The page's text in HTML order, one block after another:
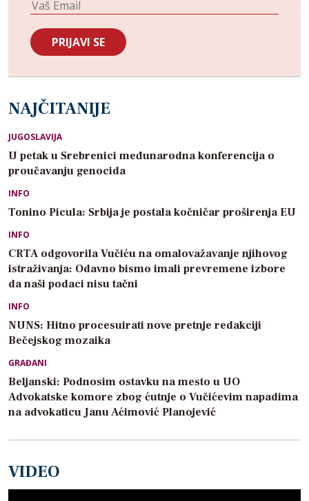
NAJČITANIJE
JUGOSLAVIJA
U petak u Srebrenici međunarodna konferencija o
proučavanju genocida
INFO
Tonino Picula: Srbija je postala kočničar proširenja EU
INFO
CRTA odgovorila Vučiću na omalovažavanje njihovog
istraživanja: Odavno bismo imali prevremene izbore
da naši podaci nisu tačni
INFO
NUNS: Hitno procesuirati nove pretnje redakciji
Bečejskog mozaika
GRAĐANI
Beljanski: Podnosim ostavku na mesto u UO
Advokatske komore zbog ćutnje o Vučićevim napadima
na advokaticu Janu Aćimović Planojević
VIDEO